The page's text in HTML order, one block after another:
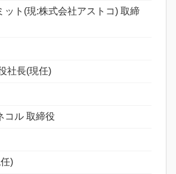
ット(現:株式会社アストコ) 取締
社長(現任)
コル 取締役
)